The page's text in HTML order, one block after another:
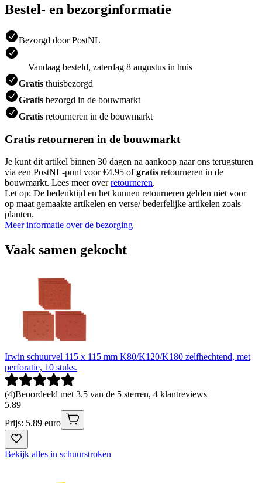
Bestel- en bezorginformatie
Bezorgd door PostNL
Vandaag besteld, zaterdag 8 augustus in huis
Gratis thuisbezorgd
Gratis bezorgd in de bouwmarkt
Gratis retourneren in de bouwmarkt
Gratis retourneren in de bouwmarkt
Je kunt dit artikel binnen 30 dagen na aankoop naar ons terugsturen
via een PostNL-punt voor €4.95 ofgratis retourneren in de
bouwmarkt. Lees meer overretourneren.
Let op: De bedenktijd en het kunnen retourneren gelden niet voor
op maat gemaakte artikelen en verse/ bederfelijke artikelen zoals
planten.
Meer informatie over de bezorging
Vaak samen gekocht
Irwin schuurvel 115 x 115 mm K80/K120/K180 zelfhechtend, met
perforatie, 10 stuks.
(4)Beoordeeld met 3.5 van de 5 sterren, 4 klantreviews
5.89
Prijs: 5.89 euro
Bekijk alles in schuurstroken